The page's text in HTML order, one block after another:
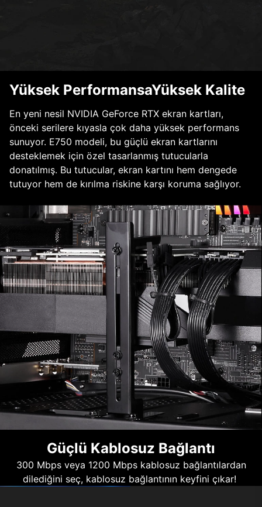
Yüksek PerformansaYüksek Kalite
En yeni nesil NVIDIA GeForce RTX ekran kartları,
önceki serilere kıyasla çok daha yüksek performans
sunuyor. E750 modeli, bu güçlü ekran kartlarını
desteklemek için özel tasarlanmış tutucularla
donatılmış. Bu tutucular, ekran kartını hem dengede
tutuyor hem de kırılma riskine karşı koruma sağlıyor.
Güçlü Kablosuz Bağlantı
300 Mbps veya 1200 Mbps kablosuz bağlantılardan
dilediğini seç, kablosuz bağlantının keyfini çıkar!